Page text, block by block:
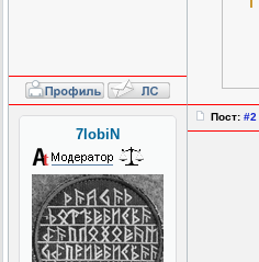
7lobiN
Пост: #2